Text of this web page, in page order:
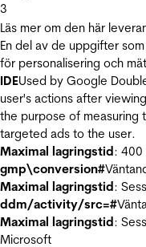
3
Läs mer om den här
En del av de uppgifter
för personalisering och
IDEUsed by Google
user's actions after
the purpose of measuring
targeted ads to the user.
Maximal lagringstid: 400
gmp\conversion#
Maximal lagringstid:
ddm/activity/src=#
Maximal lagringstid:
Microsoft